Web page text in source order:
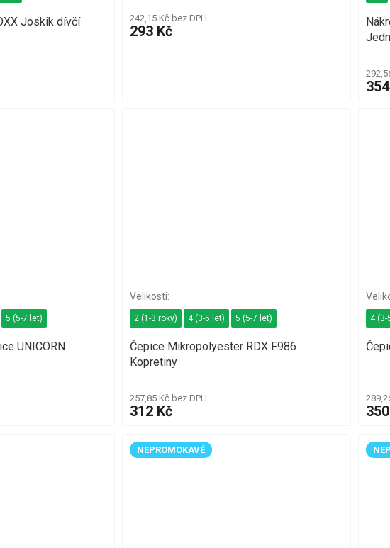
Joskik dívčí 242,15 Kč bez DPH
293 Kč
UNICORN
5 (5-7 let)
Čepice Mikropolyester RDX F986
Kopretiny
257,85 Kč bez DPH
312 Kč
2 (1-3 roky) 4 (3-5 let) 5 (5-7 let) 4 (3-
NEPROMOKAVÉ